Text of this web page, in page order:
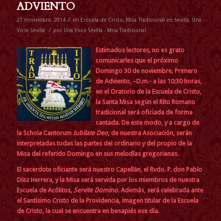
ADVIENTO
27 noviembre, 2014 / en Escuela de Cristo, Misa Tradicional en Sevilla, Una
Voce Sevilla
/ por Una Voce Sevilla - Misa Tradicional
Estimados lectores, no es grato
comunicarles que el próximo
Domingo 30 de noviembre, Primero
de Adviento, –D.m.- a las 10:30 horas,
en el Oratorio de la Escuela de Cristo,
la Santa Misa según el Rito Romano
tradicional será oficiada de forma
cantada. De este modo, y a cargo de
la Schola Cantorum Iubilate Deo, de nuestra Asociación, serán
interpretadas todas las partes del ordinario y del propio de la
Misa del referido Domingo en sus melodías gregorianas.
El sacerdote oficiante será nuestro Capellán, el Rvdo. P. don Pablo
Díez Herrera, y la Misa será servida por los miembros de nuestra
Escuela de Acólitos, Servite Domino. Además, será celebrada ante
el Santísimo Cristo de la Providencia, imagen titular de la Escuela
de Cristo, la cual se encuentra en besapiés ese día.